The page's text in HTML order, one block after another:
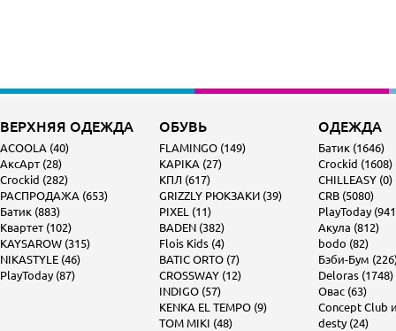
ВЕРХНЯЯ ОДЕЖДА
ACOOLA (40)
АксАрт (28)
Crockid (282)
РАСПРОДАЖА (653)
Батик (883)
Квартет (102)
KAYSAROW (315)
NIKASTYLE (46)
PlayToday (87)
ОБУВЬ
FLAMINGO (149)
KAPIKA (27)
КПЛ (617)
GRIZZLY РЮКЗАКИ (39)
PIXEL (11)
BADEN (382)
Flois Kids (4)
BATIC ORTO (7)
CROSSWAY (12)
INDIGO (57)
KENKA EL TEMPO (9)
TOM MIKI (48)
ОДЕЖДА
Батик (1646)
Crockid (1608)
CHILLEASY (0)
CRB (5080)
PlayToday
Акула (812)
bodo (82)
Бэби-Бум
Deloras (1748)
Овас (63)
Concept Club
desty (24)